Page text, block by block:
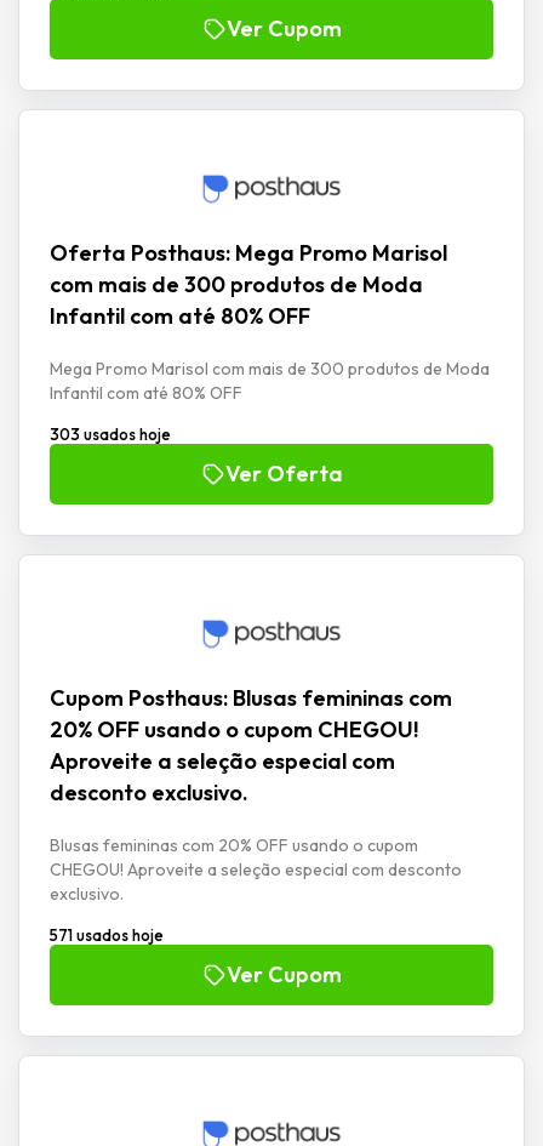
Ver Cupom
Oferta Posthaus: Mega Promo Marisol
com mais de 300 produtos de Moda
Infantil com até 80% OFF
Mega Promo Marisol com mais de 300 produtos de Moda
Infantil com até 80% OFF
303 usados hoje
Ver Oferta
Cupom Posthaus: Blusas femininas com
20% OFF usando o cupom CHEGOU!
Aproveite a seleção especial com
desconto exclusivo.
Blusas femininas com 20% OFF usando o cupom
CHEGOU! Aproveite a seleção especial com desconto
exclusivo.
571 usados hoje
Ver Cupom